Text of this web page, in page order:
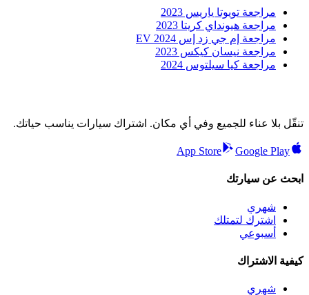
مراجعة تويوتا ياريس 2023
مراجعة هيونداي كريتا 2023
مراجعة إم جي زد إس EV 2024
مراجعة نيسان كيكس 2023
مراجعة كيا سيلتوس 2024
تنقّل بلا عناء للجميع وفي أي مكان. اشتراك سيارات يناسب حياتك.
App Store Google Play
ابحث عن سيارتك
شهري
اشترك لتمتلك
أسبوعي
كيفية الاشتراك
شهري